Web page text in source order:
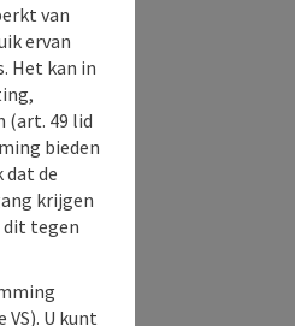
van
ervan
Het kan in
(art. 49 lid
bieden
dat de
krijgen
dit tegen
U kunt